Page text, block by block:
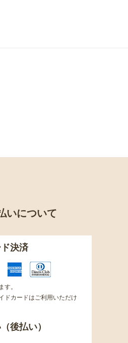
いについて
決済
。
ドカードはご利用いただけ
後払い）